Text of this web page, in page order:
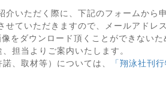
いただく際に、下記のフォームから
ていただきますので、メールアドレ
をダウンロード頂くことができない
担当よりご案内いたします。
、取材等）については、
「翔泳社刊